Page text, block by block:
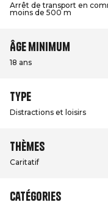
Arrêt de transport en
moins de 500 m
Âge minimum
18 ans
Type
Distractions et loisirs
Thèmes
Caritatif
Catégories